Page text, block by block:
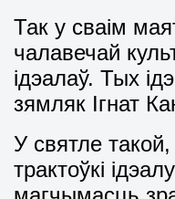
Так у сваім
чалавечай
ідэалаў. Тых
зямляк Ігнат
У святле
трактоўкі